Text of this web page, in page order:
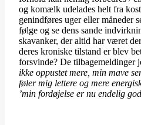
og komælk udelades helt fra
genindføres uger eller måneder
følge og se dens sande
skavanker, der altid har været
deres kroniske tilstand er blev
forsvinde? De tilbagemeldinger
ikke oppustet mere, min mave
føler mig lettere og mere
’min fordøjelse er nu endelig